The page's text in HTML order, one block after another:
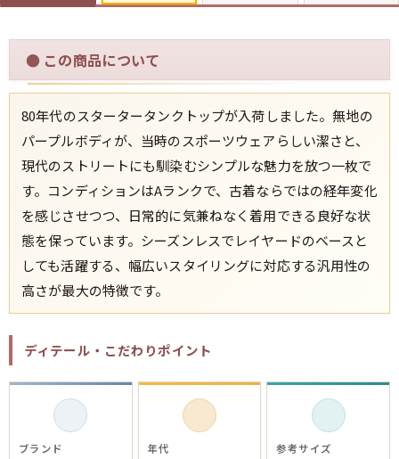
90年代 80年代 70年代
60年代
すべての年代を見る
週刊ラッシュアウト新聞
古着コラム
メディア・イベント情報
Youtube 古着屋Rush Out チャンネル
● この商品について
80年代のスタータータンクトップが入荷しました。無地の
パープルボディが、当時のスポーツウェアらしい潔さと、
現代のストリートにも馴染むシンプルな魅力を放つ一枚で
す。コンディションはAランクで、古着ならではの経年変化
を感じさせつつ、日常的に気兼ねなく着用できる良好な状
態を保っています。シーズンレスでレイヤードのベースと
しても活躍する、幅広いスタイリングに対応する汎用性の
高さが最大の特徴です。
ディテール・こだわりポイント
ブランド 年代 参考サイズ